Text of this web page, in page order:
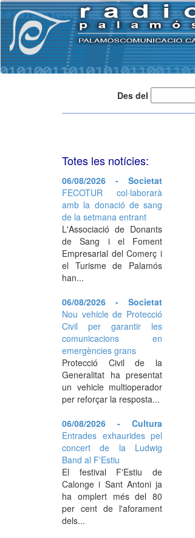
Des del
Totes les notícies:
06/08/2026 - Societat
FECOTUR col·laborarà
amb la donació de sang
de la setmana entrant
L'Associació de Donants
de Sang i el Foment
Empresarial del Comerç i
el Turisme de Palamós
han...
06/08/2026 - Societat
Nou vehicle de Protecció
Civil per garantir les
comunicacions en
emergències grans
Protecció Civil de la
Generalitat ha presentat
un vehicle multioperador
per reforçar la resposta...
06/08/2026 - Cultura
Entrades exhaurides pel
concert de la Ludwig
Band al F'Estiu
El festival F'Estiu de
Calonge i Sant Antoni ja
ha omplert més del 80
per cent de l'aforament
dels...